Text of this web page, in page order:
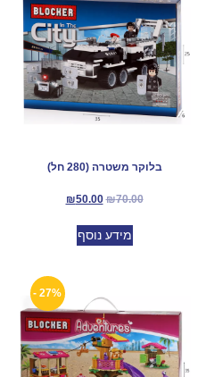
בלוקר משטרה (280 חל)
₪70.00
₪50.00
מידע נוסף
27% -